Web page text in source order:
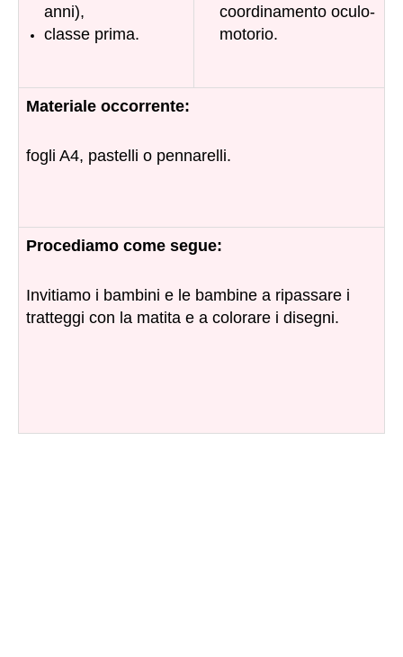
anni),
classe prima.
coordinamento oculo-
motorio.
Materiale occorrente:
fogli A4, pastelli o pennarelli.
Procediamo come segue:
Invitiamo i bambini e le bambine a ripassare i
tratteggi con la matita e a colorare i disegni.